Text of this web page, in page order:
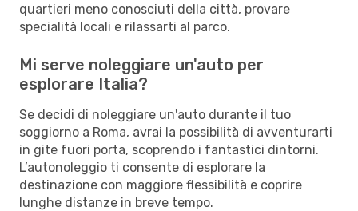
quartieri meno conosciuti della città, provare
specialità locali e rilassarti al parco.
Mi serve noleggiare un'auto per
esplorare Italia?
Se decidi di noleggiare un'auto durante il tuo
soggiorno a Roma, avrai la possibilità di avventurarti
in gite fuori porta, scoprendo i fantastici dintorni.
L’autonoleggio ti consente di esplorare la
destinazione con maggiore flessibilità e coprire
lunghe distanze in breve tempo.